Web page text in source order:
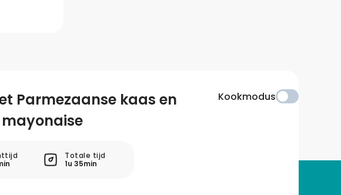
Parmezaanse kaas en
Kookmodus
Totale tijd
1u 35min